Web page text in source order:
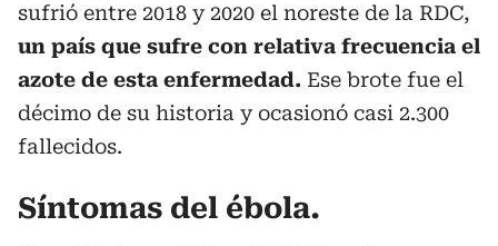
sufrió entre 2018 y 2020 el noreste de la RDC,
un país que sufre con relativa frecuencia el
azote de esta enfermedad. Ese brote fue el
décimo de su historia y ocasionó casi 2.300
fallecidos.
Síntomas del ébola.